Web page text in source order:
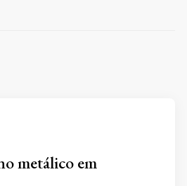
metálico em